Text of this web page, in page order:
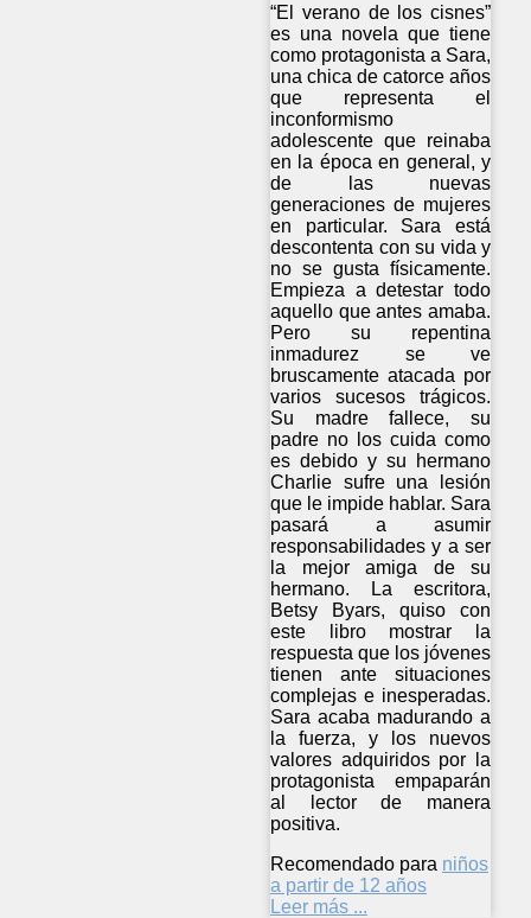
“El verano de los cisnes”
es una novela que tiene
como protagonista a Sara,
una chica de catorce años
que representa el
inconformismo
adolescente que reinaba
en la época en general, y
de las nuevas
generaciones de mujeres
en particular. Sara está
descontenta con su vida y
no se gusta físicamente.
Empieza a detestar todo
aquello que antes amaba.
Pero su repentina
inmadurez se ve
bruscamente atacada por
varios sucesos trágicos.
Su madre fallece, su
padre no los cuida como
es debido y su hermano
Charlie sufre una lesión
que le impide hablar. Sara
pasará a asumir
responsabilidades y a ser
la mejor amiga de su
hermano. La escritora,
Betsy Byars, quiso con
este libro mostrar la
respuesta que los jóvenes
tienen ante situaciones
complejas e inesperadas.
Sara acaba madurando a
la fuerza, y los nuevos
valores adquiridos por la
protagonista empaparán
al lector de manera
positiva.
Recomendado para niños
a partir de 12 años
Leer más ...